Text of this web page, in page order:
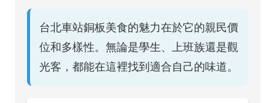
台北車站銅板美食的魅力在於它的親民價
位和多樣性。無論是學生、上班族還是觀
光客，都能在這裡找到適合自己的味道。